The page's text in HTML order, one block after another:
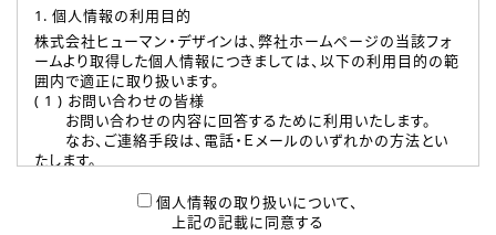
1. 個人情報の利用目的
株式会社ヒューマン・デザインは、弊社ホームページの当該フォ
ームより取得した個人情報につきましては、以下の利用目的の範
囲内で適正に取り扱います。
( 1 ) お問い合わせの皆様
お問い合わせの内容に回答するために利用いたします。
なお、ご連絡手段は、電話・Ｅメールのいずれかの方法とい
たします。
本登録に関するご連絡および本登録時の参考情報として利
個人情報の取り扱いについて、
上記の記載に同意する